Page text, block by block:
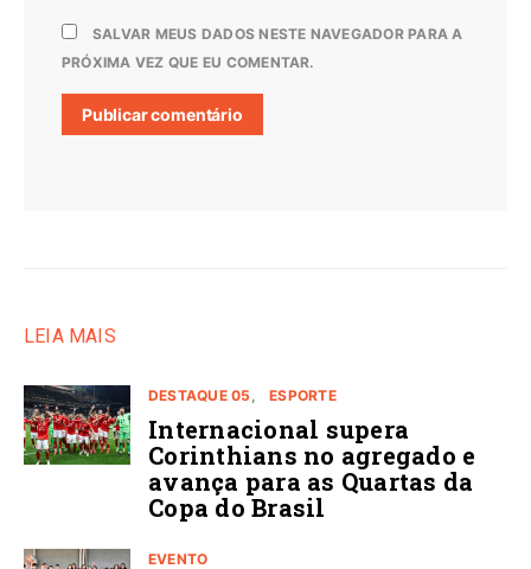
SALVAR MEUS DADOS NESTE NAVEGADOR PARA A
PRÓXIMA VEZ QUE EU COMENTAR.
LEIA MAIS
DESTAQUE 05 ESPORTE
Internacional supera
Corinthians no agregado e
avança para as Quartas da
Copa do Brasil
EVENTO